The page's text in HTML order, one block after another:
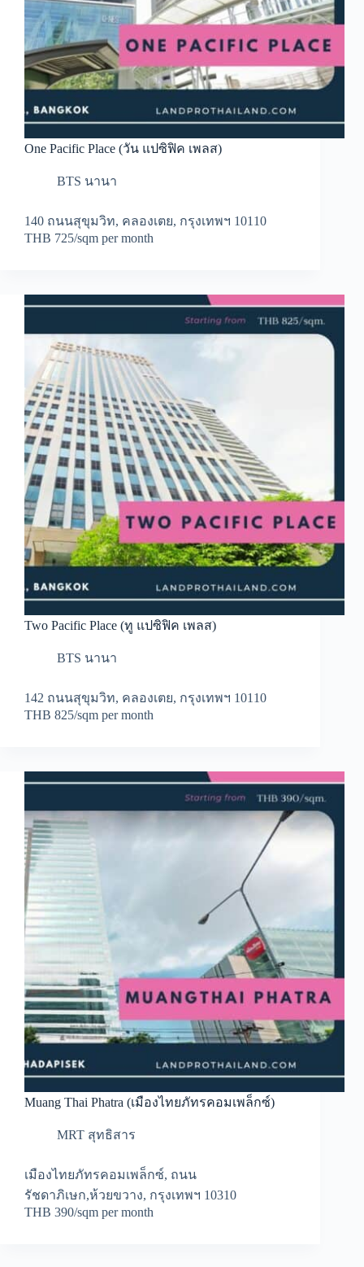
One Pacific Place (วัน แปซิฟิค เพลส)
BTS นานา
140 ถนนสุขุมวิท, คลองเตย, กรุงเทพฯ 10110
THB 725/sqm per month
Two Pacific Place (ทู แปซิฟิค เพลส)
BTS นานา
142 ถนนสุขุมวิท, คลองเตย, กรุงเทพฯ 10110
THB 825/sqm per month
Muang Thai Phatra (เมืองไทยภัทรคอมเพล็กซ์)
MRT สุทธิสาร
เมืองไทยภัทรคอมเพล็กซ์, ถนน
รัชดาภิเษก,ห้วยขวาง, กรุงเทพฯ 10310
THB 390/sqm per month